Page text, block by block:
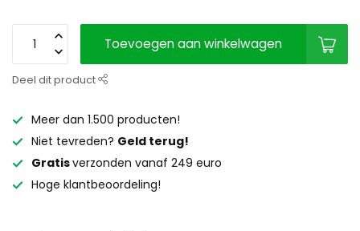
Toevoegen aan winkelwagen
Deel dit product
Meer dan 1.500 producten!
Niet tevreden? Geld terug!
Gratisverzonden vanaf 249 euro
Hoge klantbeoordeling!